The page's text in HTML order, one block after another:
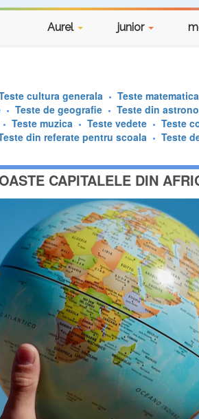
Aurel junior
cultura generala Teste matematica
Teste de geografie Teste din
Teste muzica Teste vedete Teste
din referate pentru scoala Teste
CAPITALELE DIN